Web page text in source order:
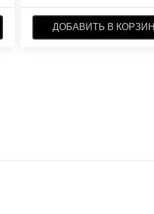
ДОБАВИТЬ В